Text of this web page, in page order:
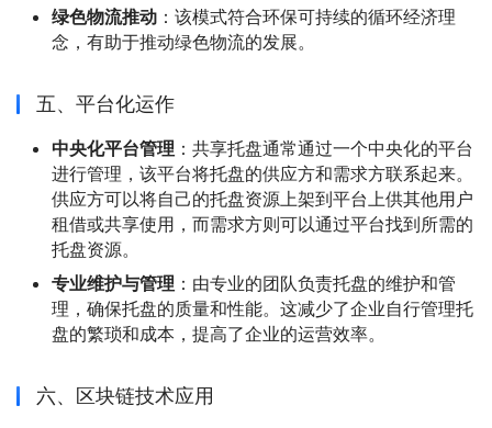
绿色物流推动 ：该模式符合环保可持续的循环经济理
念，有助于推动绿色物流的发展。
五、平台化运作
中央化平台管理 ：共享托盘通常通过一个中央化的平台
进行管理，该平台将托盘的供应方和需求方联系起来。
供应方可以将自己的托盘资源上架到平台上供其他用户
租借或共享使用，而需求方则可以通过平台找到所需的
托盘资源。
专业维护与管理 ：由专业的团队负责托盘的维护和管
理，确保托盘的质量和性能。这减少了企业自行管理托
盘的繁琐和成本，提高了企业的运营效率。
六、区块链技术应用